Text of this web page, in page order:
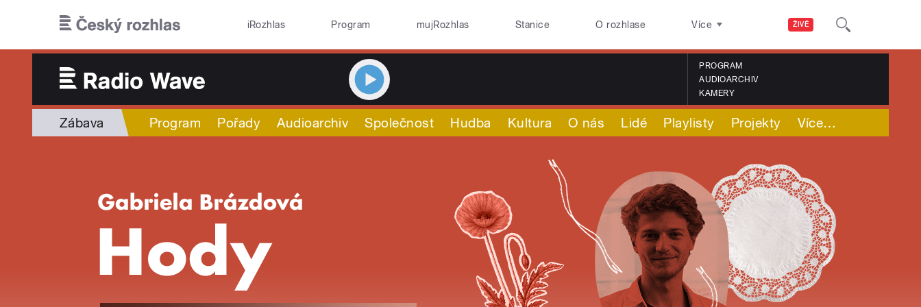
ŽIVĚ
iRozhlas Program mujRozhlas Stanice O rozhlase Více
PROGRAM
AUDIOARCHIV
KAMERY
Zábava Program Pořady Audioarchiv Společnost Hudba Kultura O nás Lidé Playlisty Projekty Více…